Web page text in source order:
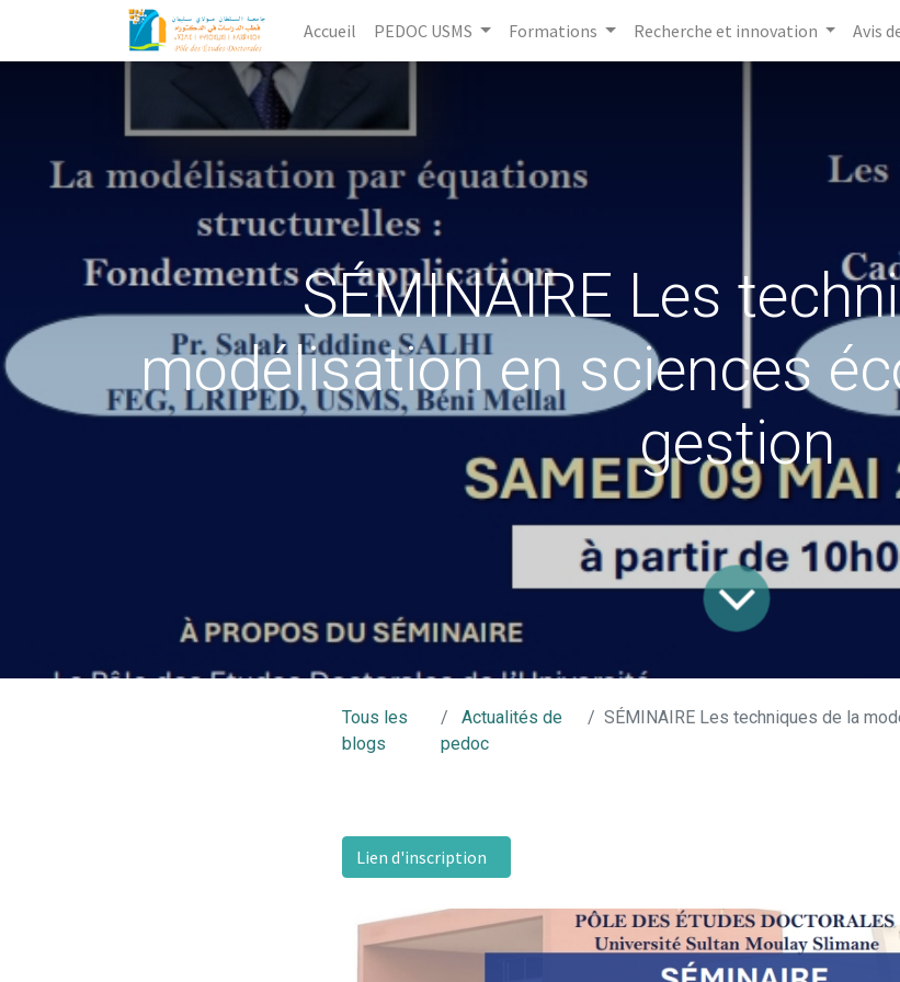
Accueil PEDOC USMS Formations Recherche et innovation Avis
SÉMINAIRE Les
modélisation en sciences
gestion
Tous les
blogs
Actualités de
pedoc
SÉMINAIRE Les techniques de la modélisation
Lien d'inscription